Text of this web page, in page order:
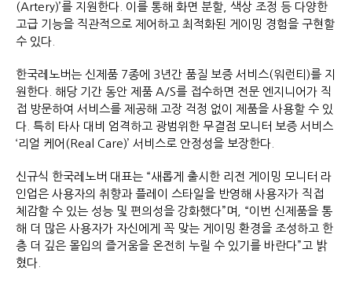
(Artery)’를 지원한다. 이를 통해 화면 분할, 색상 조정 등 다양한
고급 기능을 직관적으로 제어하고 최적화된 게이밍 경험을 구현할
수 있다.
한국레노버는 신제품 7종에 3년간 품질 보증 서비스(워런티)를 지
원한다. 해당 기간 동안 제품 A/S를 접수하면 전문 엔지니어가 직
접 방문하여 서비스를 제공해 고장 걱정 없이 제품을 사용할 수 있
다. 특히 타사 대비 엄격하고 광범위한 무결점 모니터 보증 서비스
‘리얼 케어(Real Care)’ 서비스로 안정성을 보장한다.
신규식 한국레노버 대표는 “새롭게 출시한 리전 게이밍 모니터 라
인업은 사용자의 취향과 플레이 스타일을 반영해 사용자가 직접
체감할 수 있는 성능 및 편의성을 강화했다”며, “이번 신제품을 통
해 더 많은 사용자가 자신에게 꼭 맞는 게이밍 환경을 조성하고 한
층 더 깊은 몰입의 즐거움을 온전히 누릴 수 있기를 바란다”고 밝
혔다.